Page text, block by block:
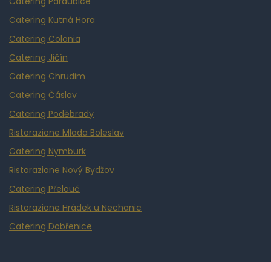
Catering Kutná Hora
Catering Colonia
Catering Jičín
Catering Chrudim
Catering Čáslav
Catering Poděbrady
Ristorazione Mlada Boleslav
Catering Nymburk
Ristorazione Nový Bydžov
Catering Přelouč
Ristorazione Hrádek u Nechanic
Catering Dobřenice